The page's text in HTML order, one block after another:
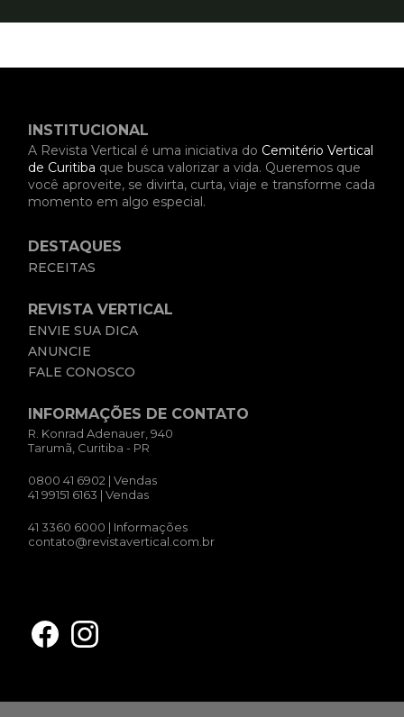
INSTITUCIONAL
A Revista Vertical é uma iniciativa do Cemitério Vertical
de Curitiba que busca valorizar a vida. Queremos que
você aproveite, se divirta, curta, viaje e transforme cada
momento em algo especial.
DESTAQUES
RECEITAS
REVISTA VERTICAL
ENVIE SUA DICA
ANUNCIE
FALE CONOSCO
INFORMAÇÕES DE CONTATO
R. Konrad Adenauer, 940
Tarumã, Curitiba - PR
0800 41 6902 | Vendas
41 99151 6163 | Vendas
41 3360 6000 | Informações
contato@revistavertical.com.br